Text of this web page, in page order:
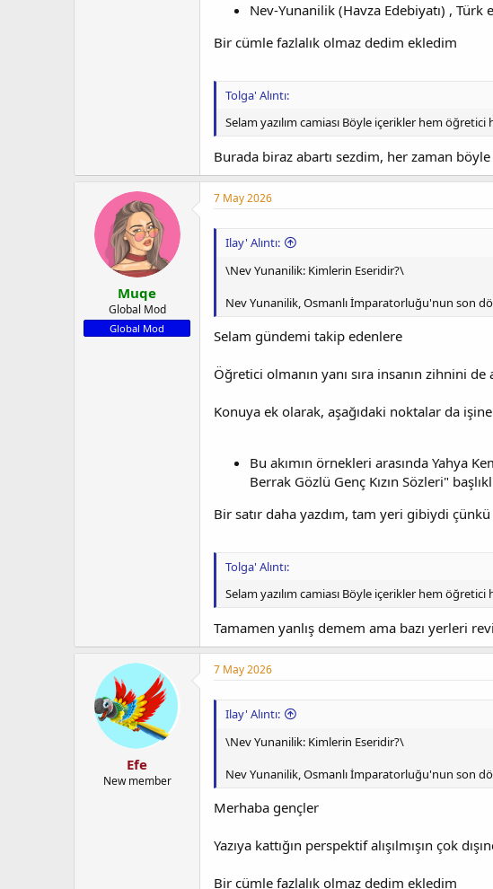
Nev-Yunanilik (Havza Edebiyatı) ,
Bir cümle fazlalık olmaz dedim ekledim
Tolga' Alıntı:
Selam yazılım camiası Böyle içerikler hem
Burada biraz abartı sezdim, her zaman böyle
Muqe
Global Mod
Global Mod
7 May 2026
Ilay' Alıntı:
\Nev Yunanilik: Kimlerin Eseridir?\
Nev Yunanilik, Osmanlı İmparatorluğu'nun son
Selam gündemi takip edenlere
Öğretici olmanın yanı sıra insanın zihnini
Konuya ek olarak, aşağıdaki noktalar da
Bu akımın örnekleri arasında Yahya
Berrak Gözlü Genç Kızın Sözleri"
Bir satır daha yazdım, tam yeri gibiydi çünkü
Tolga' Alıntı:
Selam yazılım camiası Böyle içerikler hem
Tamamen yanlış demem ama bazı yerleri
Efe
New member
7 May 2026
Ilay' Alıntı:
\Nev Yunanilik: Kimlerin Eseridir?\
Nev Yunanilik, Osmanlı İmparatorluğu'nun son
Merhaba gençler
Yazıya kattığın perspektif alışılmışın çok
Bir cümle fazlalık olmaz dedim ekledim